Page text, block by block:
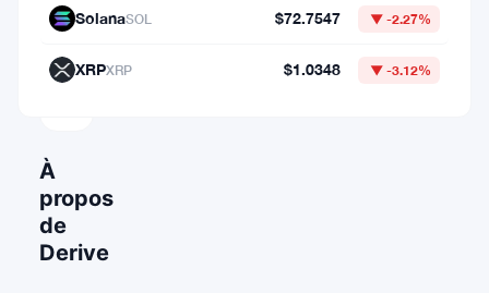
=
USD
À
propos
de
Derive
SolanaSOL $72.7547 ▼ -2.27%
XRPXRP $1.0348 ▼ -3.12%